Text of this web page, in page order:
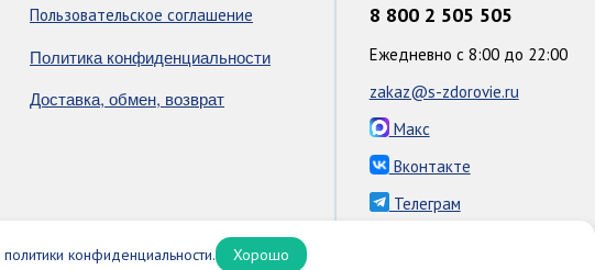
Пользовательское соглашение
Политика конфиденциальности
Доставка, обмен, возврат
8 800 2 505 505
Ежедневно с 8:00 до 22:00
zakaz@s-zdorovie.ru
Макс
Вконтакте
Телеграм
политики конфиденциальности. Хорошо